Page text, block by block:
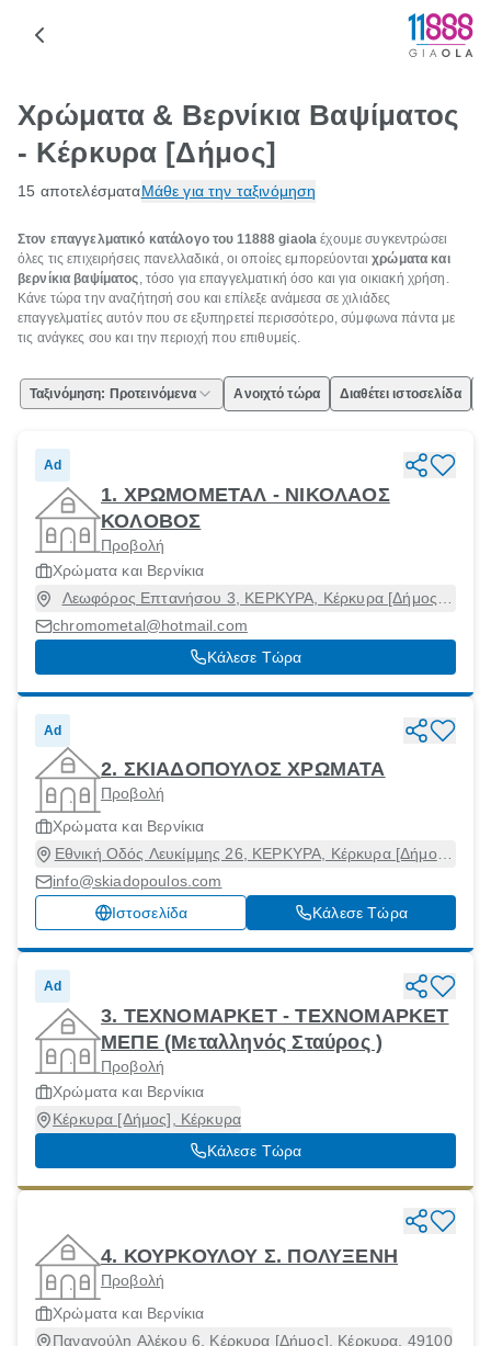
Χρώματα & Βερνίκια Βαψίματος
- Κέρκυρα [Δήμος]
15 αποτελέσματαΜάθε για την ταξινόμηση
Στον επαγγελματικό κατάλογο του 11888 giaola έχουμε συγκεντρώσει
όλες τις επιχειρήσεις πανελλαδικά, οι οποίες εμπορεύονταιχρώματα και
βερνίκια βαψίματος, τόσο για επαγγελματική όσο και για οικιακή χρήση.
Κάνε τώρα την αναζήτησή σου και επίλεξε ανάμεσα σε χιλιάδες
επαγγελματίες αυτόν που σε εξυπηρετεί περισσότερο, σύμφωνα πάντα με
τις ανάγκες σου και την περιοχή που επιθυμείς.
Ταξινόμηση: Προτεινόμενα Ανοιχτό τώρα Διαθέτει ιστοσελίδα
Ad
1. ΧΡΩΜΟΜΕΤΑΛ - ΝΙΚΟΛΑΟΣ
ΚΟΛΟΒΟΣ
Προβολή
Χρώματα και Βερνίκια
Λεωφόρος Επτανήσου 3, ΚΕΡΚΥΡΑ, Κέρκυρα [Δήμος],
Κέρκυρα, 49100
chromometal@hotmail.com
Κάλεσε Τώρα
Ad
2. ΣΚΙΑΔΟΠΟΥΛΟΣ ΧΡΩΜΑΤΑ
Προβολή
Χρώματα και Βερνίκια
Εθνική Οδός Λευκίμμης 26, ΚΕΡΚΥΡΑ, Κέρκυρα [Δήμος],
Κέρκυρα, 49100
info@skiadopoulos.com
Ιστοσελίδα
Κάλεσε Τώρα
Ad
3. ΤΕΧΝΟΜΑΡΚΕΤ - ΤΕΧΝΟΜΑΡΚΕΤ
ΜΕΠΕ (Μεταλληνός Σταύρος )
Προβολή
Χρώματα και Βερνίκια
Κέρκυρα [Δήμος], Κέρκυρα
Κάλεσε Τώρα
4. ΚΟΥΡΚΟΥΛΟΥ Σ. ΠΟΛΥΞΕΝΗ
Προβολή
Χρώματα και Βερνίκια
Παναγούλη Αλέκου 6, Κέρκυρα [Δήμος], Κέρκυρα, 49100